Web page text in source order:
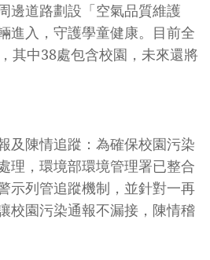
邊道路劃設「空氣品質維護
進入，守護學童健康。目前全
其中38處包含校園，未來還將
及陳情追蹤 ：為確保校園污染
理，環境部環境管理署已整合
示列管追蹤機制，並針對一再
校園污染通報不漏接，陳情稽